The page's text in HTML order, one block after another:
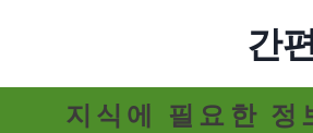
간
지식에 필요한 정